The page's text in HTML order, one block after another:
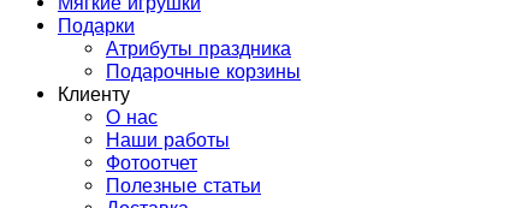
Подарки
Атрибуты праздника
Подарочные корзины
Клиенту
О нас
Наши работы
Фотоотчет
Полезные статьи